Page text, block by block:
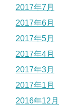
2017年7月
2017年6月
2017年5月
2017年4月
2017年3月
2017年1月
2016年12月